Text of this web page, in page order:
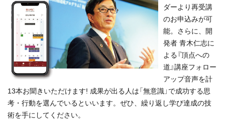
ダーより再受講
のお申込みが可
能。さらに、開
発者 青木仁志に
よる『頂点への
道』講座フォロー
アップ音声を計
13本お聞きいただけます! 成果が出る人は「無意識」で成功する思
考・行動を選んでいるといいます。ぜひ、繰り返し学び達成の技
術を手にしてください。